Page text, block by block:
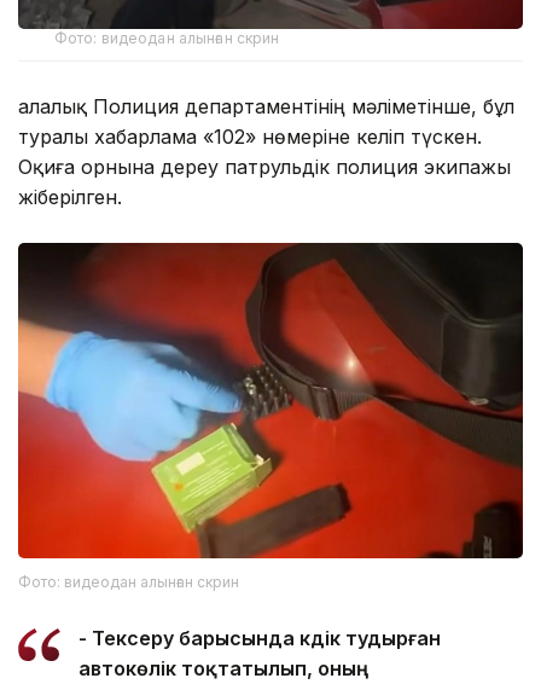
Фото: видеодан алынған скрин
Қалалық Полиция департаментінің мәліметінше, бұл
туралы хабарлама «102» нөмеріне келіп түскен.
Оқиға орнына дереу патрульдік полиция экипажы
жіберілген.
Фото: видеодан алынған скрин
- Тексеру барысында күдік тудырған
автокөлік тоқтатылып, оның